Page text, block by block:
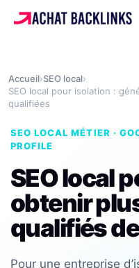
Accueil›SEO local›
SEO local pour isolation :
qualifiées
SEO LOCAL MÉTIER ·
PROFILE
SEO local
obtenir
qualifiés
Pour une entreprise